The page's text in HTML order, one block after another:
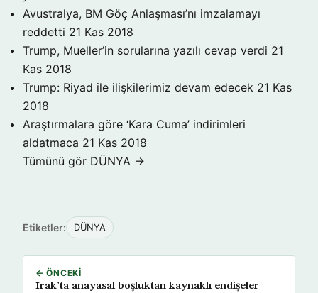
Avustralya, BM Göç Anlaşması’nı imzalamayı
reddetti 21 Kas 2018
Trump, Mueller’in sorularına yazılı cevap verdi 21
Kas 2018
Trump: Riyad ile ilişkilerimiz devam edecek 21 Kas
2018
Araştırmalara göre ‘Kara Cuma’ indirimleri
aldatmaca 21 Kas 2018
Tümünü gör DÜNYA →
Etiketler: DÜNYA
← ÖNCEKI
Irak’ta anayasal boşluktan kaynaklı endişeler